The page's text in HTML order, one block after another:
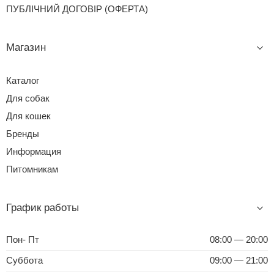
ПУБЛІЧНИЙ ДОГОВІР (ОФЕРТА)
Магазин
Каталог
Для собак
Для кошек
Бренды
Информация
Питомникам
График работы
Пон- Пт 08:00 — 20:00
Суббота 09:00 — 21:00